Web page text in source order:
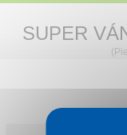
Skupiny a konference
SUPER
(